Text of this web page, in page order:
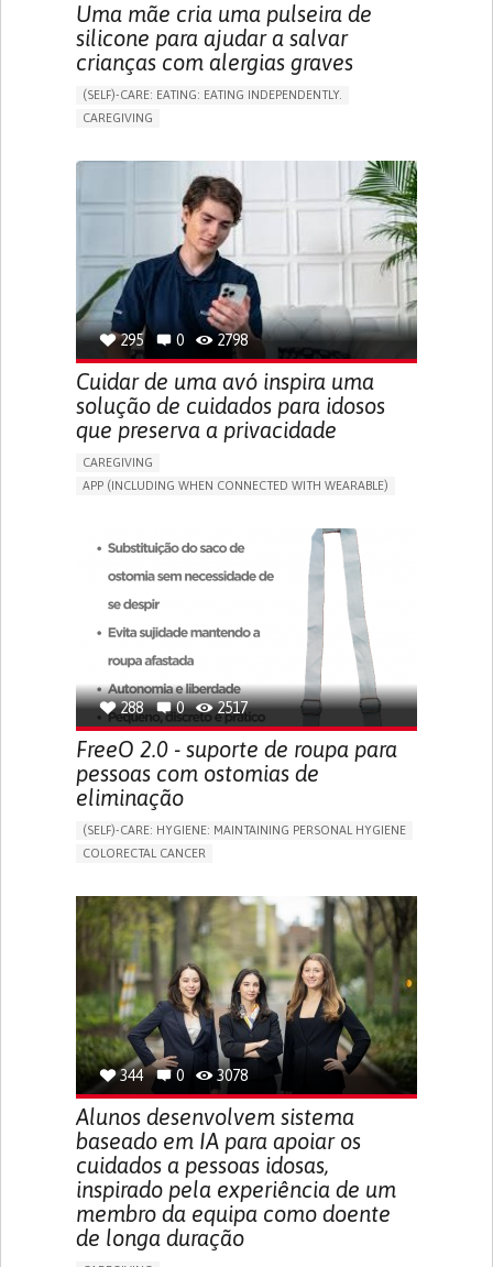
Uma mãe cria uma pulseira de
silicone para ajudar a salvar
crianças com alergias graves
(SELF)-CARE: EATING: EATING INDEPENDENTLY.
CAREGIVING
BODY-WORN SOLUTIONS (CLOTHING, ACCESSORIES,
SHOES, SENSORS...)
ALLEVIATING ALLERGIES
PREVENTING (VACCINATION, PROTECTION, FALLS,
RESEARCH/MAPPING)
CAREGIVING SUPPORT
IMMUNO-ALLERGOLOGY
SPAIN
295 0 2798
Cuidar de uma avó inspira uma
solução de cuidados para idosos
que preserva a privacidade
CAREGIVING
APP (INCLUDING WHEN CONNECTED WITH WEARABLE)
ASSISTIVE DAILY LIFE DEVICE (TO HELP ADL)
PROMOTING SELF-MANAGEMENT
PREVENTING (VACCINATION, PROTECTION, FALLS,
CAREGIVING SUPPORT
GENERAL AND FAMILY MEDICINE
MOBILITY ISSUES
CAREGIVER SUPPORT
SOLUTIONS FOR DISABLED PEOPLE
INDIA
288 0 2517
FreeO 2.0 - suporte de roupa para
pessoas com ostomias de
eliminação
(SELF)-CARE: HYGIENE: MAINTAINING PERSONAL HYGIENE
COLORECTAL CANCER
PROMOTING SELF-MANAGEMENT
GASTROENTEROLOGY
MEDICAL ONCOLOGY
PORTUGAL
344 0 3078
Alunos desenvolvem sistema
baseado em IA para apoiar os
cuidados a pessoas idosas,
inspirado pela experiência de um
membro da equipa como doente
de longa duração